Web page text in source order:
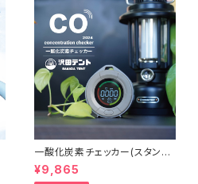
一酸化炭素チェッカー(スタンダ
ードモデル)
¥9,865